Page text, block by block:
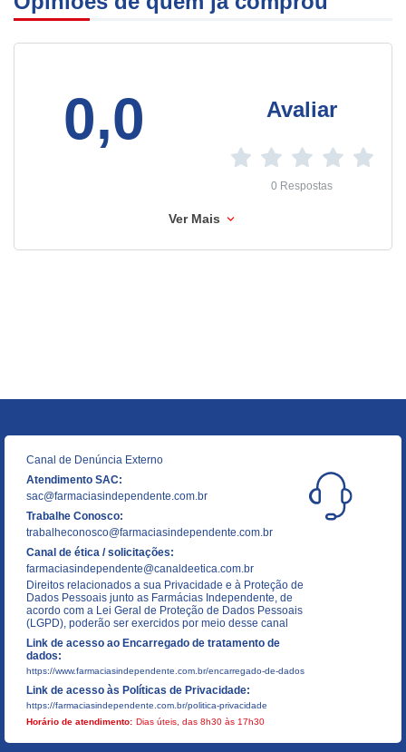
0,0 Avaliar
0 Respostas
Ver Mais
Canal de Denúncia Externo
Atendimento SAC:
sac@farmaciasindependente.com.br
Trabalhe Conosco:
trabalheconosco@farmaciasindependente.com.br
Canal de ética / solicitações:
farmaciasindependente@canaldeetica.com.br
Direitos relacionados a sua Privacidade e à Proteção de
Dados Pessoais junto as Farmácias Independente, de
acordo com a Lei Geral de Proteção de Dados Pessoais
(LGPD), poderão ser exercidos por meio desse canal
Link de acesso ao Encarregado de tratamento de
dados:
https://www.farmaciasindependente.com.br/encarregado-de-dados
Link de acesso às Políticas de Privacidade:
https://farmaciasindependente.com.br/politica-privacidade
Horário de atendimento: Dias úteis, das 8h30 às 17h30